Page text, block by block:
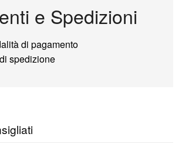
e Spedizioni
di pagamento
spedizione